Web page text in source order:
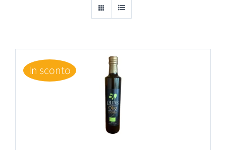
In sconto